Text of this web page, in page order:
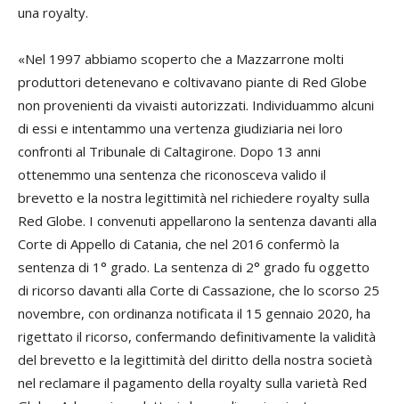
una royalty.
«Nel 1997 abbiamo scoperto che a Mazzarrone molti
produttori detenevano e coltivavano piante di Red Globe
non provenienti da vivaisti autorizzati. Individuammo alcuni
di essi e intentammo una vertenza giudiziaria nei loro
confronti al Tribunale di Caltagirone. Dopo 13 anni
ottenemmo una sentenza che riconosceva valido il
brevetto e la nostra legittimità nel richiedere royalty sulla
Red Globe. I convenuti appellarono la sentenza davanti alla
Corte di Appello di Catania, che nel 2016 confermò la
sentenza di 1° grado. La sentenza di 2° grado fu oggetto
di ricorso davanti alla Corte di Cassazione, che lo scorso 25
novembre, con ordinanza notificata il 15 gennaio 2020, ha
rigettato il ricorso, confermando definitivamente la validità
del brevetto e la legittimità del diritto della nostra società
nel reclamare il pagamento della royalty sulla varietà Red